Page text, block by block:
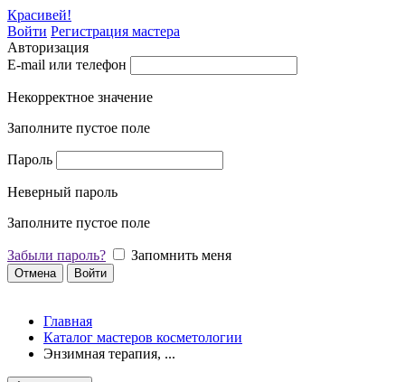
Красивей!
Войти Регистрация мастера
Авторизация
E-mail или телефон
Некорректное значение
Заполните пустое поле
Пароль
Неверный пароль
Заполните пустое поле
Забыли пароль? Запомнить меня
Отмена Войти
Главная
Каталог мастеров косметологии
Энзимная терапия, ...